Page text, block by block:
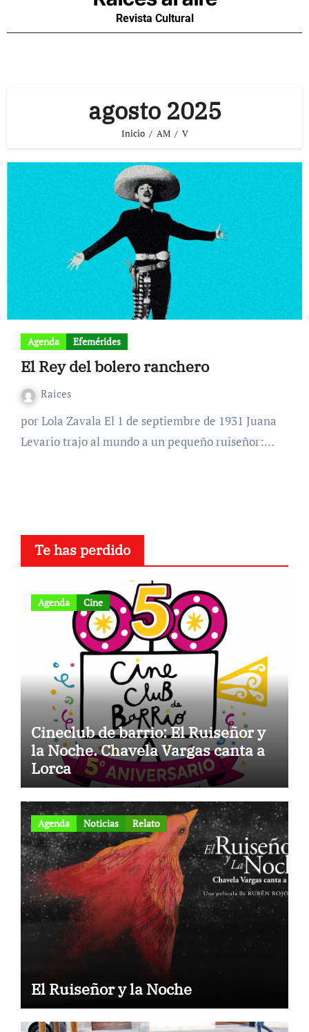
Revista Cultural
agosto 2025
Inicio AM V
Agenda Efemérides
El Rey del bolero ranchero
Raices
por Lola Zavala El 1 de septiembre de 1931 Juana
Levario trajo al mundo a un pequeño ruiseñor:…
Te has perdido
Agenda Cine
Cineclub de barrio: El Ruiseñor y
la Noche. Chavela Vargas canta a
Lorca
Agenda Noticias Relato
El Ruiseñor y la Noche